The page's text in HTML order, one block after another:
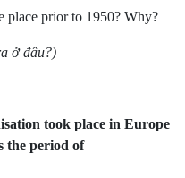
place prior to 1950? Why?
ở đâu?)
took place in Europe
the period of